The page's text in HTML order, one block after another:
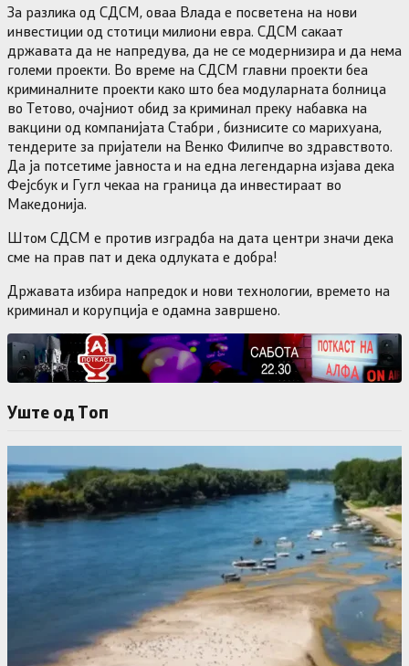
За разлика од СДСМ, оваа Влада е посветена на нови
инвестиции од стотици милиони евра. СДСМ сакаат
државата да не напредува, да не се модернизира и да нема
големи проекти. Во време на СДСМ главни проекти беа
криминалните проекти како што беа модуларната болница
во Тетово, очајниот обид за криминал преку набавка на
вакцини од компанијатa Стабри , бизнисите со марихуана,
тендерите за пријатели на Венко Филипче во здравството.
Да ја потсетиме јавноста и на една легендарна изјава дека
Фејсбук и Гугл чекаа на граница да инвестираат во
Македонија.
Штом СДСМ е против изградба на дата центри значи дека
сме на прав пат и дека одлуката е добра!
Државата избира напредок и нови технологии, времето на
криминал и корупција е одамна завршено.
Уште од Tоп